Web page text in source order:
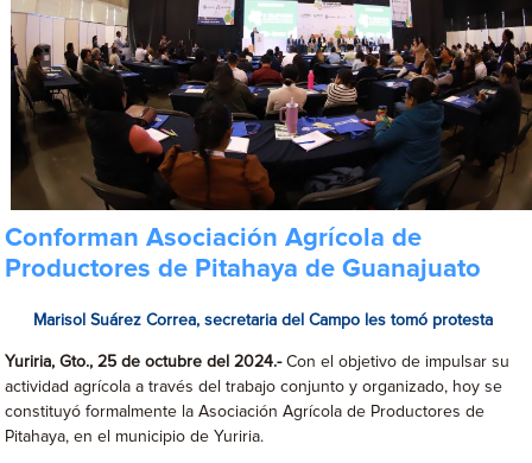
Conforman Asociación Agrícola de
Productores de Pitahaya de Guanajuato
Marisol Suárez Correa, secretaria del Campo les tomó protesta
Yuriria, Gto., 25 de octubre del 2024.-Con el objetivo de impulsar su
actividad agrícola a través del trabajo conjunto y organizado, hoy se
constituyó formalmente la Asociación Agrícola de Productores de
Pitahaya, en el municipio de Yuriria.